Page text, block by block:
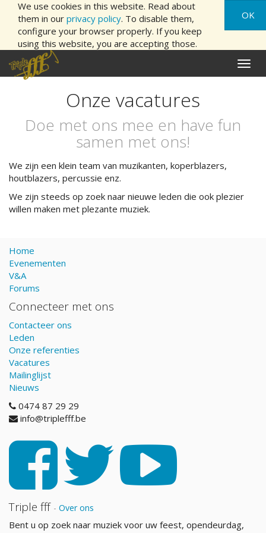
We use cookies in this website. Read about
them in our privacy policy. To disable them,
configure your browser properly. If you keep
using this website, you are accepting those.
OK
aan/
Onze vacatures
Doe met ons mee en have fun
samen met ons!
We zijn een klein team van muzikanten, koperblazers,
houtblazers, percussie enz.
We zijn steeds op zoek naar nieuwe leden die ook plezier
willen maken met plezante muziek.
Home
Evenementen
V&A
Forums
Connecteer met ons
Contacteer ons
Leden
Onze referenties
Vacatures
Mailinglijst
Nieuws
0474 87 29 29
info@triplefff.be
Triple fff - Over ons
Bent u op zoek naar muziek voor uw feest, opendeurdag,